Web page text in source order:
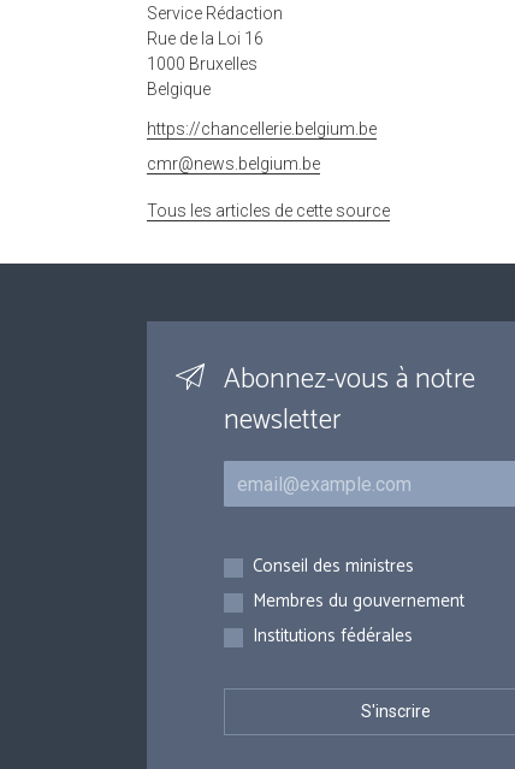
Service Rédaction
Rue de la Loi 16
1000 Bruxelles
Belgique
https://chancellerie.belgium.be
cmr@news.belgium.be
Tous les articles de cette source
Abonnez-vous à notre
newsletter
Courriel
Inscriptions
Conseil des ministres
Membres du gouvernement
Institutions fédérales